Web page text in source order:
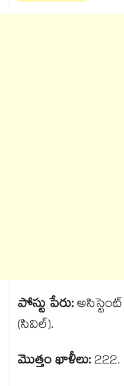
పోస్టు పేరు:
(సివిల్).
మొత్తం ఖాళీలు:222.